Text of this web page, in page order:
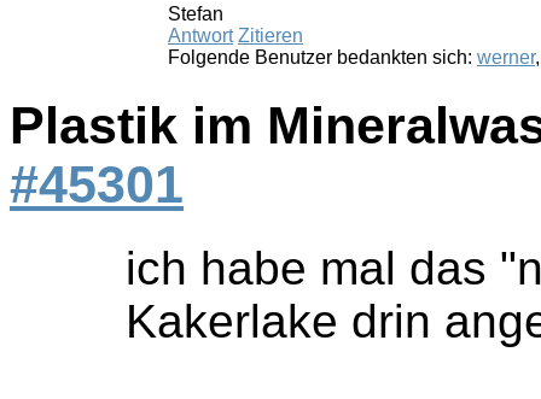
Stefan
Antwort Zitieren
Folgende Benutzer bedankten sich: werner
Plastik im
#45301
ich habe mal das
Kakerlake drin